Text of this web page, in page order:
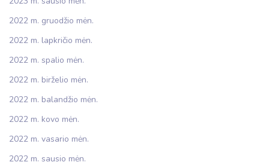
2022 m. gruodžio mėn.
2022 m. lapkričio mėn.
2022 m. spalio mėn.
2022 m. birželio mėn.
2022 m. balandžio mėn.
2022 m. kovo mėn.
2022 m. vasario mėn.
2022 m. sausio mėn.